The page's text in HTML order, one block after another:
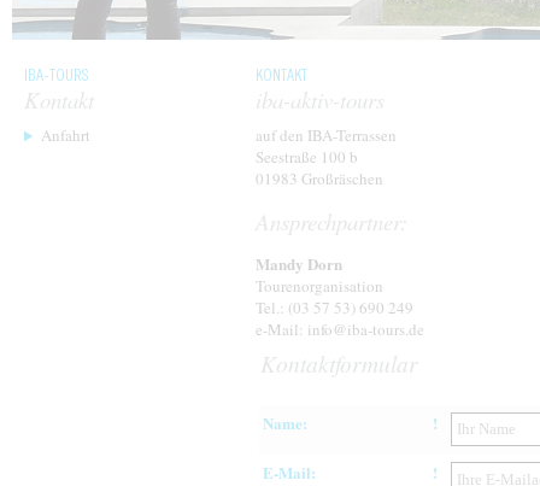
Kontakt
Anfahrt
iba-aktiv-tours
auf den IBA-Terrassen
Seestraße 100 b
01983 Großräschen
Ansprechpartner:
Mandy Dorn
Tourenorganisation
Tel.: (03 57 53) 690 249
e-Mail: info@iba-tours.de
Kontaktformular
!
Name:
!
E-Mail: